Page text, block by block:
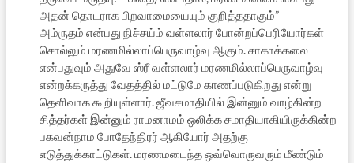
அதன் தொடராக பிறவாமையையும் குறித்ததாகும்”
அம்ருதம் என்பது நிச்சய்ம் வள்ளலார் போன்றப்பெரியோர்கள்
சொல்லும் மரணமில்லாப்பெருவாழ்வு ஆகும். சாகாக்கலை
என்பதுவும் அதுவே ஸ்ரீ வள்ளலார் மரணமில்லாப்பெருவாழ்வு
என்றக்கருத்து வேதத்தில் மட்டுமே காணப்படுகிறது என்று
தெளிவாக கூறியுள்ளார். ஜீவசமாதியில் இன்னும் வாழ்கின்ற
சித்தர்கள் இன்னும் ராமனாமம் ஒலிக்க சமாதியாகியிருக்கின்ற
பகவன்நாம போதேந்திரர் ஆகியோர் அதற்கு
எடுத்துக்காட்டுகள். மரணமடைந்த ஒவ்வொருவரும் மீண்டும்